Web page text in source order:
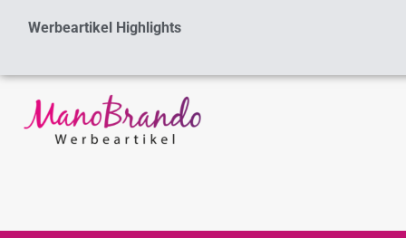
InhaltWerbeartikel Highlights